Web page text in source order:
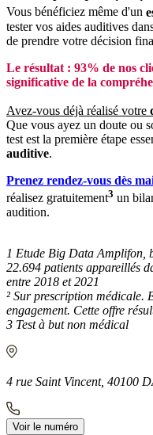
Vous bénéficiez même d'un
tester vos aides auditives
de prendre votre décision
Le résultat : 93% de nos
significative de la
Avez-vous déjà réalisé votre
Que vous ayez un doute ou
test est la première étape
auditive.
Prenez rendez-vous dès
réalisez gratuitement3 un
audition.
1 Etude Big Data Amplifon,
22.694 patients appareillés
entre 2018 et 2021
² Sur prescription médicale.
engagement. Cette offre
3 Test à but non médical
4 rue Saint Vincent, 40100
Voir le numéro